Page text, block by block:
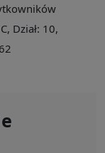
Dział: 10,